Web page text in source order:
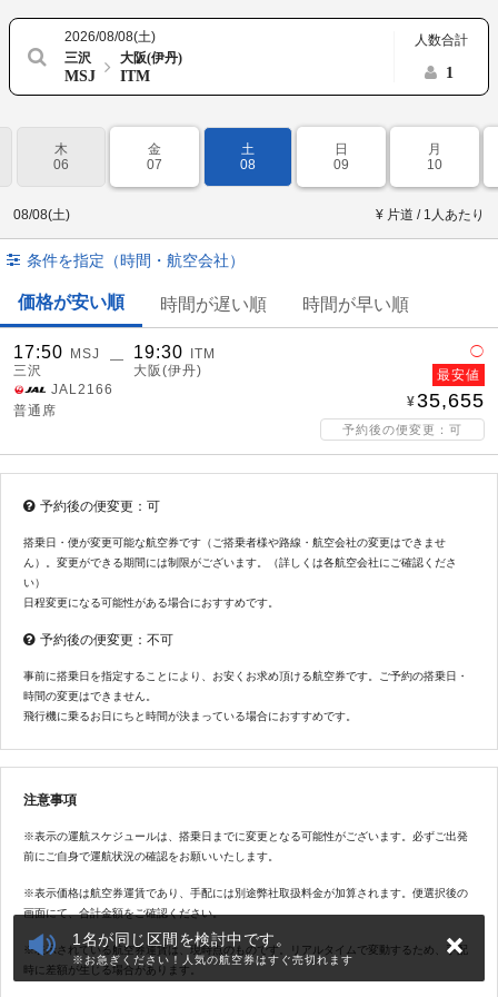
1名が同じ区間を検討中です。
※お急ぎください！人気の航空券はすぐ売切れます
2026/08/08(土)
三沢
MSJ
大阪(伊丹)
ITM
人数合計
1
木
06
金
07
土
08
日
09
月
10
08/08(土) ¥ 片道 / 1人あたり
条件を指定（時間・航空会社）
価格が安い順 時間が遅い順 時間が早い順
17:50
MSJ
三沢
― 19:30
ITM
大阪(伊丹)
JAL2166
普通席
◯
最安値
35,655
予約後の便変更：可
予約後の便変更：可
搭乗日・便が変更可能な航空券です（ご搭乗者様や路線・航空会社の変更はできませ
ん）。変更ができる期間には制限がございます。（詳しくは各航空会社にご確認くださ
い）
日程変更になる可能性がある場合におすすめです。
予約後の便変更：不可
事前に搭乗日を指定することにより、お安くお求め頂ける航空券です。ご予約の搭乗日・
時間の変更はできません。
飛行機に乗るお日にちと時間が決まっている場合におすすめです。
注意事項
※表示の運航スケジュールは、搭乗日までに変更となる可能性がございます。必ずご出発
前にご自身で運航状況の確認をお願いいたします。
※表示価格は航空券運賃であり、手配には別途弊社取扱料金が加算されます。便選択後の
画面にて、合計金額をご確認ください。
※表示されている航空券運賃は、現時点のものです。リアルタイムで変動するため、手配
時に差額が生じる場合があります。